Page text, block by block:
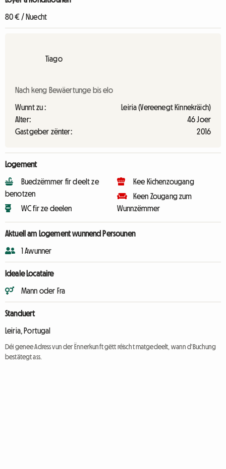
80 € / Nuecht
Tiago
Nach keng Bewäertunge bis elo
Wunnt zu :
Leiria (Vereenegt Kinnekräich)
Alter:
46 Joer
Gastgeber zënter:
2016
Logement
Buedzëmmer fir deelt ze
benotzen
WC fir ze deelen
Kee Kichenzougang
Keen Zougang zum
Wunnzëmmer
Aktuell am Logement wunnend Persounen
1 Awunner
Ideale Locataire
Mann oder Fra
Standuert
Leiria, Portugal
Déi genee Adress vun der Ënnerkunft gëtt réischt matgedeelt, wann d'Buchung
bestätegt ass.